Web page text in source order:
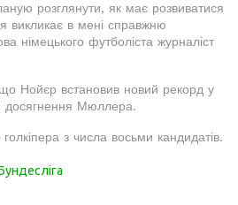
розглянути, як має розвиватися
викликає в мені справжню
німецького футболіста журналіст
Нойєр встановив новий рекорд у
досягнення Мюллера.
з числа восьми кандидатів.